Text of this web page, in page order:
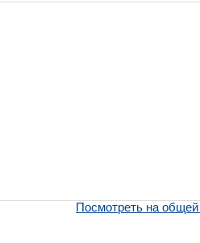
Посмотреть на общей